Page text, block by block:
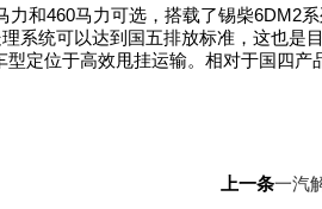
和460马力可选，搭载了锡柴6DM2
统可以达到国五排放标准，这也是
定位于高效甩挂运输。相对于国四
上一条一汽